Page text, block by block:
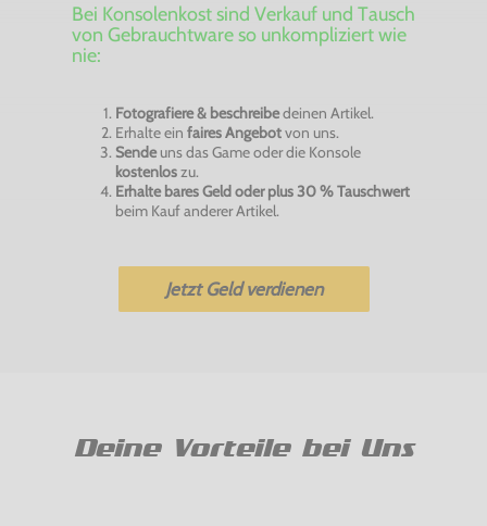
Bei Konsolenkost sind Verkauf und Tausch
von Gebrauchtware so unkompliziert wie
nie:
Fotografiere & beschreibedeinen Artikel.
Erhalte ein faires Angebotvon uns.
Sendeuns das Game oder die Konsole
kostenloszu.
Erhalte bares Geld oder plus 30 % Tauschwert
beim Kauf anderer Artikel.
Jetzt Geld verdienen
Deine Vorteile bei Uns